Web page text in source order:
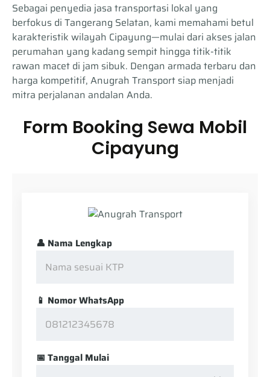
Sebagai penyedia jasa transportasi lokal yang
berfokus di Tangerang Selatan, kami memahami betul
karakteristik wilayah Cipayung—mulai dari akses jalan
perumahan yang kadang sempit hingga titik-titik
rawan macet di jam sibuk. Dengan armada terbaru dan
harga kompetitif, Anugrah Transport siap menjadi
mitra perjalanan andalan Anda.
Form Booking Sewa Mobil
Cipayung
👤 Nama Lengkap
📱 Nomor WhatsApp
📅 Tanggal Mulai